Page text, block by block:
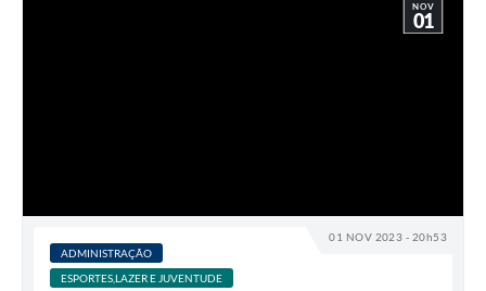
01 NOV 2023 - 20h53
NOV
01
ADMINISTRAÇÃO
ESPORTES,LAZER E JUVENTUDE